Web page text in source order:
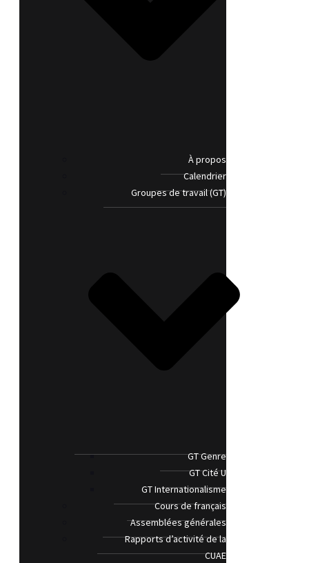
À propos
Calendrier
Groupes de travail (GT)
GT Genre
GT Cité U
GT Internationalisme
Cours de français
Assemblées générales
Rapports d’activité de la
CUAE